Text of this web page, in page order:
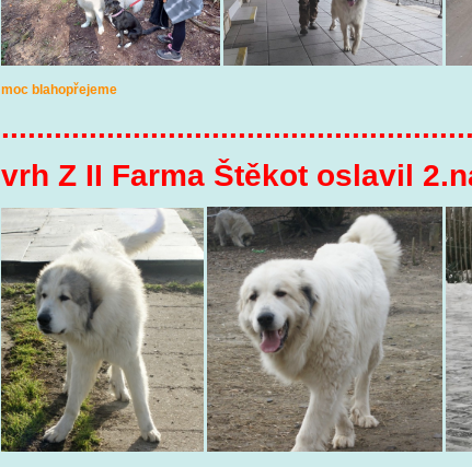
moc blahopřejeme
vrh Z II Farma Štěkot oslavil